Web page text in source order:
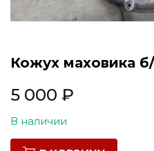
Кожух маховика
5 000 ₽
В наличии